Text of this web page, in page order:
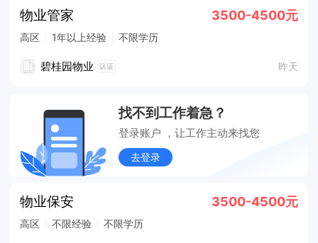
物业管家 3500-4500元
高区 1年以上经验 不限学历
碧桂园物业 认证 昨天
找不到工作着急？
登录账户 ，让工作主动来找您
去登录
物业保安 3500-4500元
高区 不限经验 不限学历